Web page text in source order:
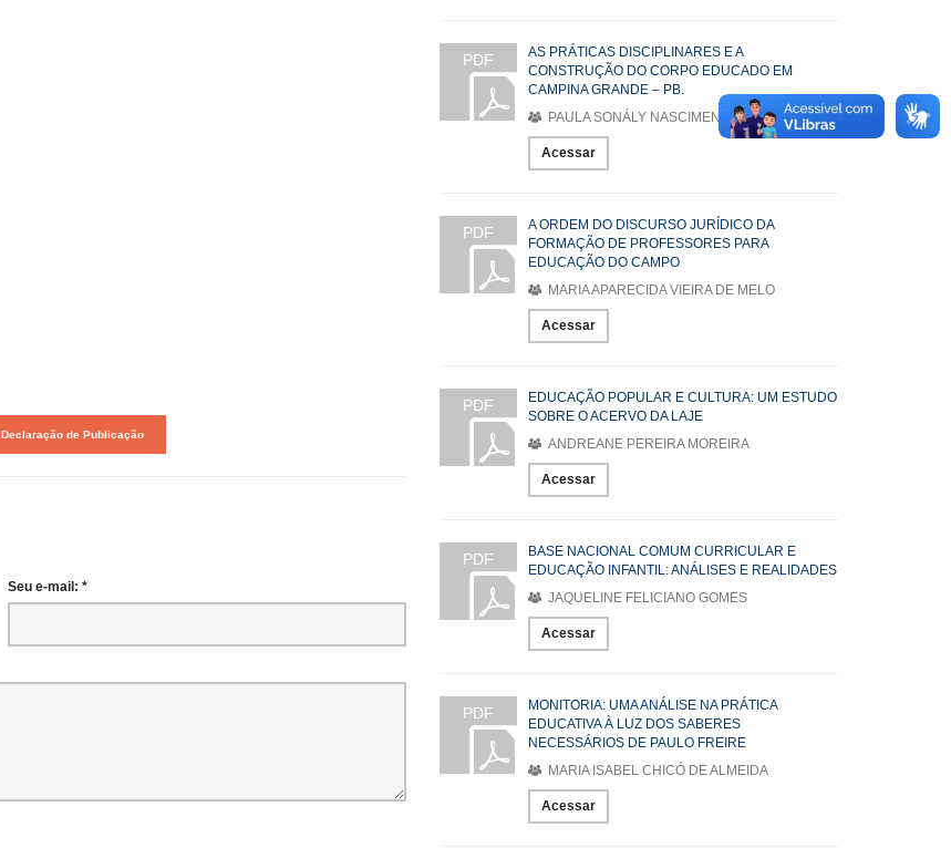
Declaração de Publicação
Seu e-mail: *
PDF
AS PRÁTICAS DISCIPLINARES E A
CONSTRUÇÃO DO CORPO EDUCADO EM
CAMPINA GRANDE – PB.
PAULA SONÁLY NASCIMENTO LIMA
Acessar
PDF
A ORDEM DO DISCURSO JURÍDICO DA
FORMAÇÃO DE PROFESSORES PARA
EDUCAÇÃO DO CAMPO
MARIA APARECIDA VIEIRA DE MELO
Acessar
PDF
EDUCAÇÃO POPULAR E CULTURA: UM ESTUDO
SOBRE O ACERVO DA LAJE
ANDREANE PEREIRA MOREIRA
Acessar
PDF
BASE NACIONAL COMUM CURRICULAR E
EDUCAÇÃO INFANTIL: ANÁLISES E REALIDADES
JAQUELINE FELICIANO GOMES
Acessar
PDF
MONITORIA: UMA ANÁLISE NA PRÁTICA
EDUCATIVA À LUZ DOS SABERES
NECESSÁRIOS DE PAULO FREIRE
MARIA ISABEL CHICÓ DE ALMEIDA
Acessar